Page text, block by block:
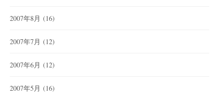
2007年8月 (16)
2007年7月 (12)
2007年6月 (12)
2007年5月 (16)